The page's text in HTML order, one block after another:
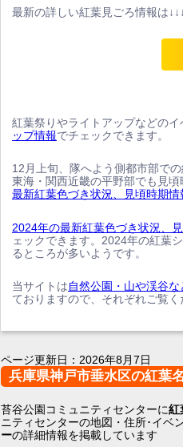
最新の詳しい紅葉見ごろ情報は
紅葉祭りやライトアップなどの
ップ情報でチェックできます。
12月上旬、隊へよう側都市部で
東海・関西近畿の平野部でも見
最新紅葉色づき状況、見頃時期情
2024年の最新紅葉色づき状況、
ェックできます。2024年の紅葉
るところが多いようです。
当サイトは自然公園・山や渓谷
ておりますので、それぞれご覧く
ページ更新日： 2026年8月7日
兵庫県神戸市垂水区の紅葉
苔谷公園コミュニティセンターに紅
ニティセンターの地図・住所･イベ
ーの詳細情報を掲載しています